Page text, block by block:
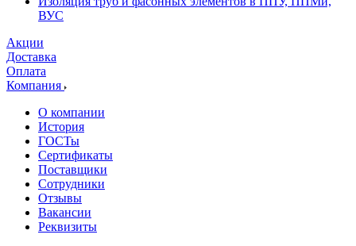
ВУС
Акции
Доставка
Оплата
Компания
О компании
История
ГОСТы
Сертификаты
Поставщики
Сотрудники
Отзывы
Вакансии
Реквизиты